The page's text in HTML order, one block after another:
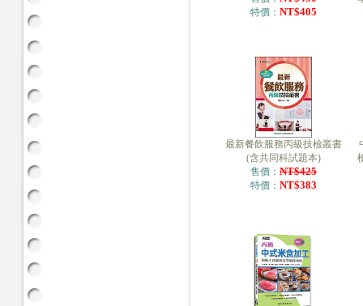
特價： NT$405
最新餐飲服務丙級技檢叢書
(含共同科試題本)
售價： NT$425
特價： NT$383